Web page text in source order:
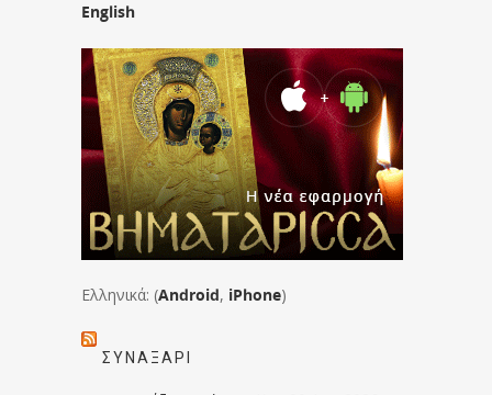
English
Ελληνικά: (Android, iPhone)
ΣΥΝΑΞΆΡΙ